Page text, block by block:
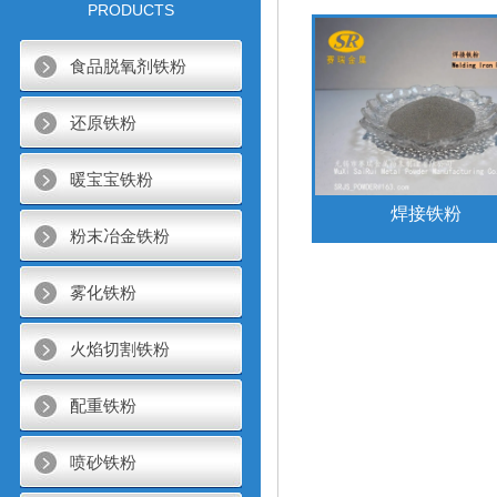
PRODUCTS
食品脱氧剂铁粉
还原铁粉
暖宝宝铁粉
粉末冶金铁粉
雾化铁粉
火焰切割铁粉
配重铁粉
喷砂铁粉
焊接铁粉